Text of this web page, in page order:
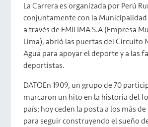
La Carrera es organizada por Perú
conjuntamente con la Municipalidad
a través de EMILIMA S.A (Empresa
Lima), abrió las puertas del Circuito
Agua para apoyar el deporte y a las
deportistas.
DATOEn 1909, un grupo de 70
marcaron un hito en la historia del
país; hoy ceden la posta a los más
para seguir construyendo el sueño